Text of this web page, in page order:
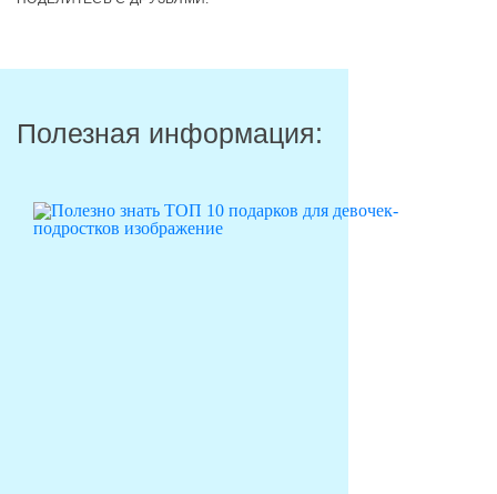
Полезная информация: